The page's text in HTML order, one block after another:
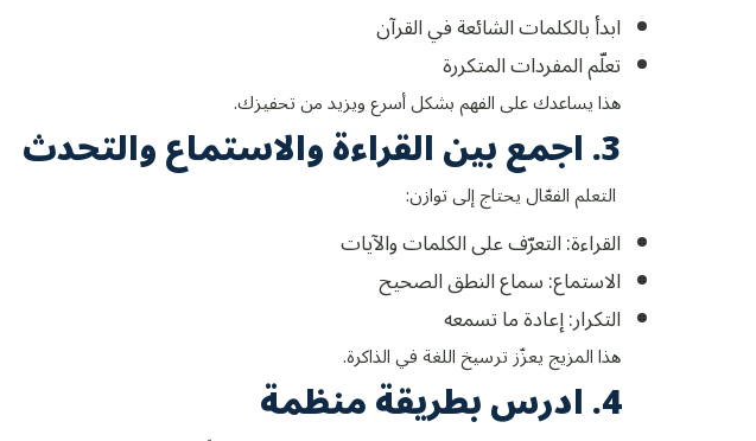
ابدأ بالكلمات الشائعة في القرآن
تعلّم المفردات المتكررة
هذا يساعدك على الفهم بشكل أسرع ويزيد من تحفيزك.
3. اجمع بين القراءة والاستماع والتحدث
التعلم الفعّال يحتاج إلى توازن:
القراءة: التعرّف على الكلمات والآيات
الاستماع: سماع النطق الصحيح
التكرار: إعادة ما تسمعه
هذا المزيج يعزّز ترسيخ اللغة في الذاكرة.
4. ادرس بطريقة منظمة